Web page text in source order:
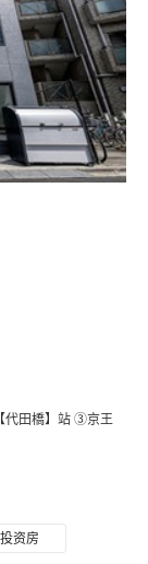
代田橋】站 ③京王
投资房